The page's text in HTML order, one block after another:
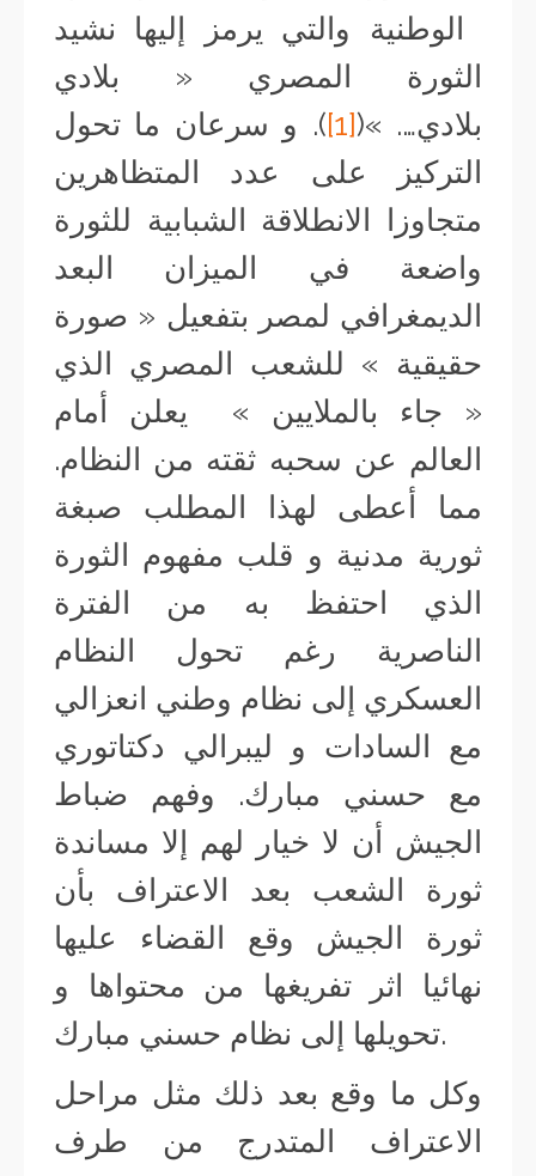
الوطنية والتي يرمز إليها نشيد
الثورة المصري « بلادي
بلادي…. »([1]
). و سرعان ما تحول
التركيز على عدد المتظاهرين
متجاوزا الانطلاقة الشبابية للثورة
واضعة في الميزان البعد
الديمغرافي لمصر بتفعيل « صورة
حقيقية » للشعب المصري الذي
« جاء بالملايين » يعلن أمام
العالم عن سحبه ثقته من النظام.
مما أعطى لهذا المطلب صبغة
ثورية مدنية و قلب مفهوم الثورة
الذي احتفظ به من الفترة
الناصرية رغم تحول النظام
العسكري إلى نظام وطني انعزالي
مع السادات و ليبرالي دكتاتوري
مع حسني مبارك. وفهم ضباط
الجيش أن لا خيار لهم إلا مساندة
ثورة الشعب بعد الاعتراف بأن
ثورة الجيش وقع القضاء عليها
نهائيا اثر تفريغها من محتواها و
تحويلها إلى نظام حسني مبارك.
وكل ما وقع بعد ذلك مثل مراحل
الاعتراف المتدرج من طرف